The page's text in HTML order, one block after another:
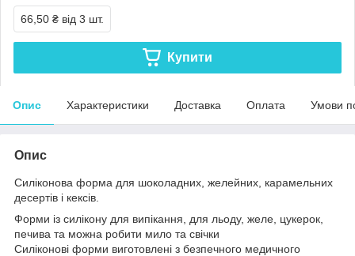
66,50 ₴ від 3 шт.
Купити
Опис Характеристики Доставка Оплата Умови
Опис
Силіконова форма для шоколадних, желейних, карамельних
десертів і кексів.
Форми із силікону для випікання, для льоду, желе, цукерок,
печива та можна робити мило та свічки
Силіконові форми виготовлені з безпечного медичного